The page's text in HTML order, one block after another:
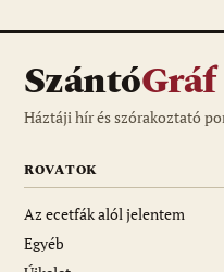
SzántóGráf
Háztáji hír és szórakoztató
ROVATOK
Az ecetfák alól jelentem
Egyéb